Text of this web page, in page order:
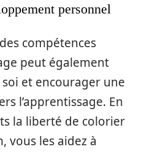
personnel
compétences
peut également
et encourager une
l’apprentissage. En
la liberté de colorier
vous les aidez à